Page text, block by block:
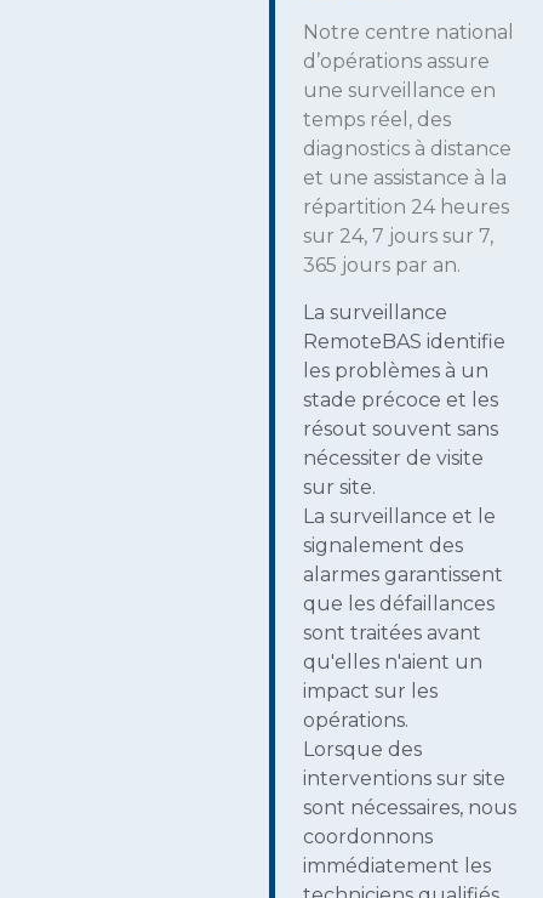
Notre centre national
d’opérations assure
une surveillance en
temps réel, des
diagnostics à distance
et une assistance à la
répartition 24 heures
sur 24, 7 jours sur 7,
365 jours par an.
La surveillance
RemoteBAS identifie
les problèmes à un
stade précoce et les
résout souvent sans
nécessiter de visite
sur site.
La surveillance et le
signalement des
alarmes garantissent
que les défaillances
sont traitées avant
qu'elles n'aient un
impact sur les
opérations.
Lorsque des
interventions sur site
sont nécessaires, nous
coordonnons
immédiatement les